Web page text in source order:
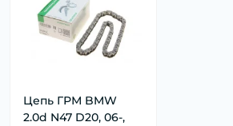
Цепь ГРМ BMW
2.0d N47 D20, 06-,